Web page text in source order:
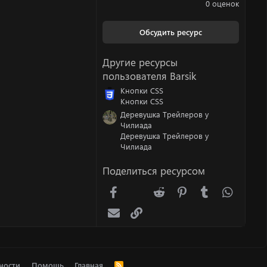
0
0 оценок
Обсудить ресурс
Другие ресурсы
пользователя Barsik
Кнопки CSS
Кнопки CSS
Деревушка Трейлеров у
Чилиада
Деревушка Трейлеров у
Чилиада
Поделиться ресурсом
FacebookX (Twitter)
Reddit PinterestTumblr
Электронная почта
R